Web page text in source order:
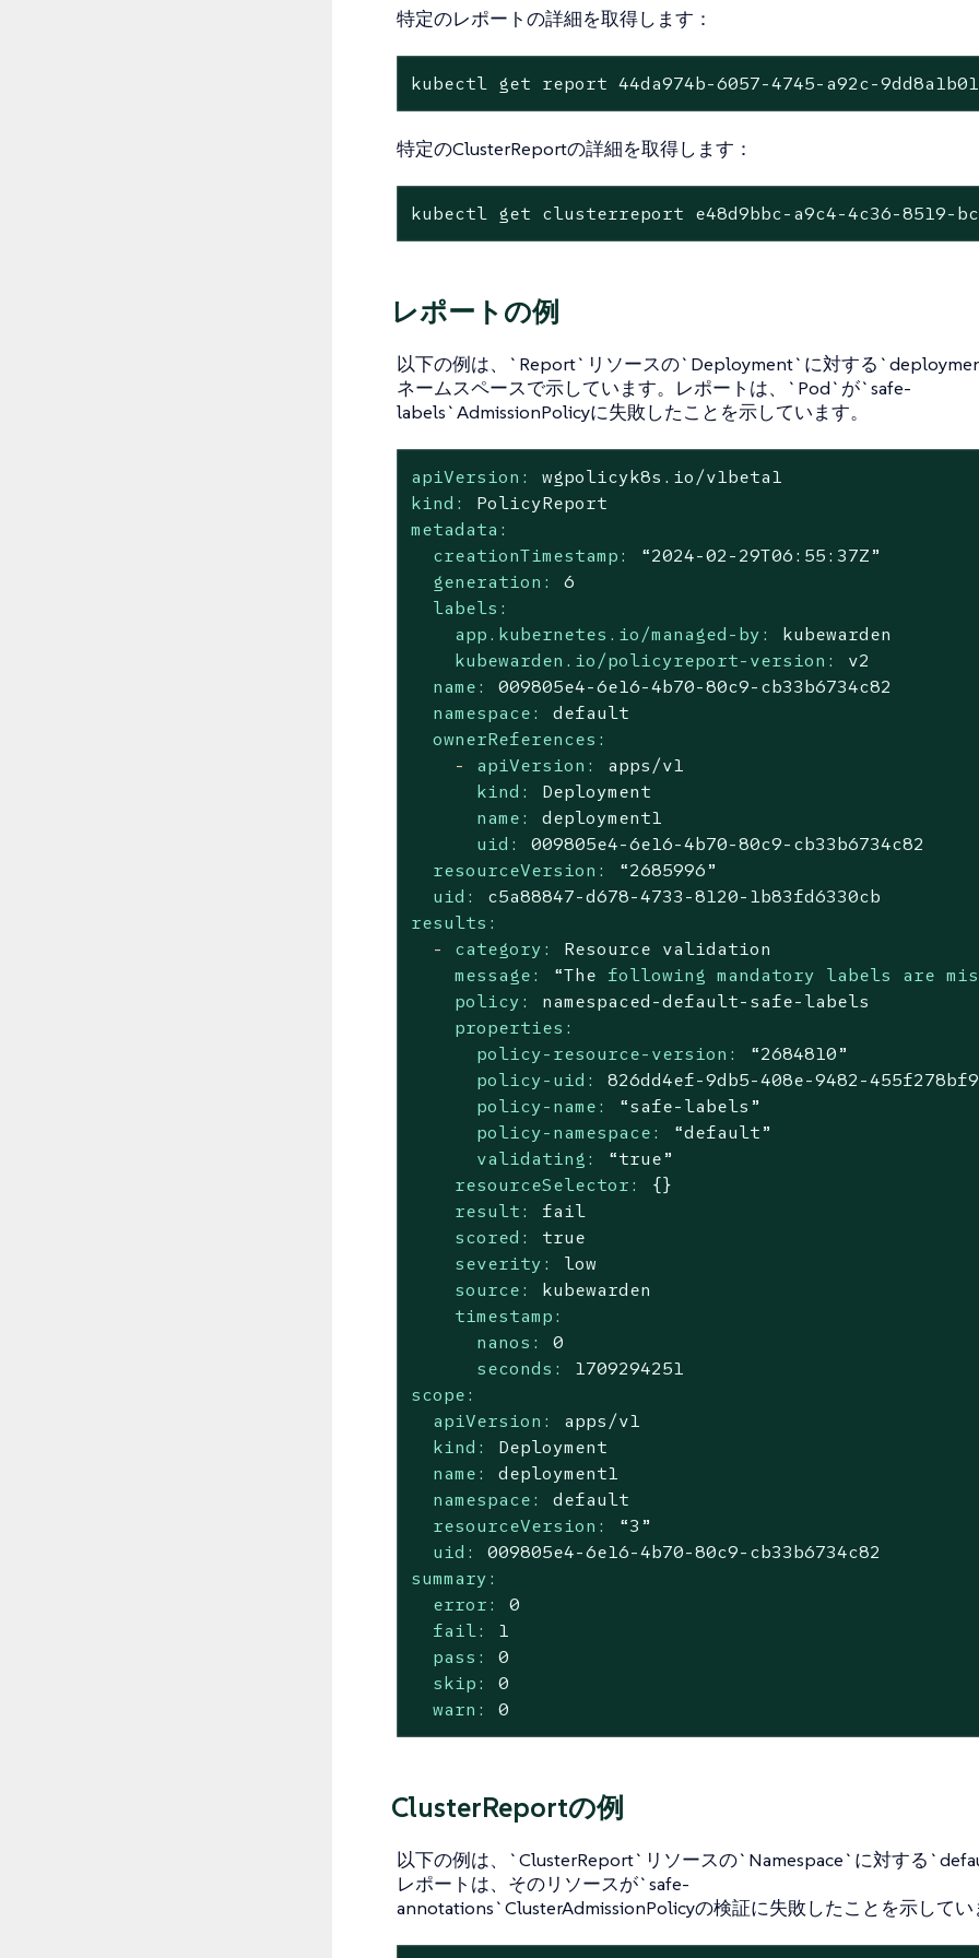
特定のレポートの詳細を取得します：
kubectl get report 44da974b-6057-4745-a92c-
特定のClusterReportの詳細を取得します：
kubectl get clusterreport e48d9bbc-a9c4-4c36-8519-
レポートの例
以下の例は、`Report`リソースの`Deployment`に対する
ネームスペースで示しています。レポートは、`Pod`が`safe-
labels`AdmissionPolicyに失敗したことを示しています。
apiVersion:
wgpolicyk8s.io/v1beta1
kind:
PolicyReport
metadata:
creationTimestamp:
“2024-02-29T06:55:37Z”
generation:
6
labels:
app.kubernetes.io/managed-by:
kubewarden
kubewarden.io/policyreport-version:
v2
name:
009805e4-6e16-4b70-80c9-cb33b6734c82
namespace:
default
ownerReferences:
-
apiVersion:
apps/v1
kind:
Deployment
name:
deployment1
uid:
009805e4-6e16-4b70-80c9-cb33b6734c82
resourceVersion:
“2685996”
uid:
c5a88847-d678-4733-8120-1b83fd6330cb
results:
-
category: Resource validation
message:
“The following mandatory labels are
policy:
namespaced-default-safe-labels
properties:
policy-resource-version:
“2684810”
policy-uid:
826dd4ef-9db5-408e-9482-
policy-name:
“safe-labels”
policy-namespace:
“default”
validating:
“true”
resourceSelector:
{}
result:
fail
scored:
true
severity:
low
source:
kubewarden
timestamp:
nanos:
0
seconds:
1709294251
scope:
apiVersion:
apps/v1
kind:
Deployment
name:
deployment1
namespace:
default
resourceVersion:
“3”
uid:
009805e4-6e16-4b70-80c9-cb33b6734c82
summary:
error:
0
fail:
1
pass:
0
skip:
0
warn:
0
ClusterReportの例
以下の例は、`ClusterReport`リソースの`Namespace`に対する
レポートは、そのリソースが`safe-
annotations`ClusterAdmissionPolicyの検証に失敗したことを示してい